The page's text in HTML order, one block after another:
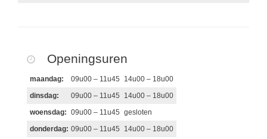
Openingsuren
maandag: 09u00 – 11u45
14u00 – 18u00
dinsdag:
09u00 – 11u45
14u00 – 18u00
woensdag: 09u00 – 11u45 gesloten
donderdag: 09u00 – 11u45
14u00 – 18u00